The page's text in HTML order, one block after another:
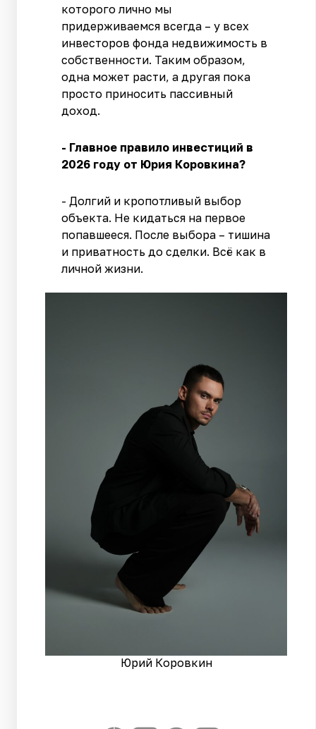
которого лично мы
придерживаемся всегда – у всех
инвесторов фонда недвижимость в
собственности. Таким образом,
одна может расти, а другая пока
просто приносить пассивный
доход.
- Главное правило инвестиций в
2026 году от Юрия Коровкина?
- Долгий и кропотливый выбор
объекта. Не кидаться на первое
попавшееся. После выбора – тишина
и приватность до сделки. Всё как в
личной жизни.
Юрий Коровкин